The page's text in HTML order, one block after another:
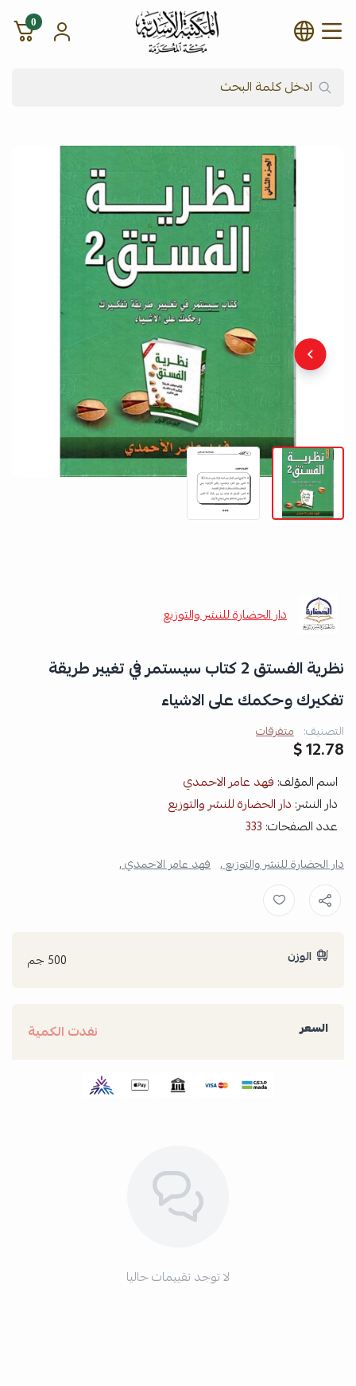
شركة المكتبة الأسدية للنشر
0
دار الحضارة للنشر والتوزيع
نظرية الفستق 2 كتاب سيستمر في تغيير طريقة
تفكيرك وحكمك على الاشياء
التصنيف: متفرقات
12.78 $
اسم المؤلف: فهد عامر الاحمدي
دار النشر: دار الحضارة للنشر والتوزيع
عدد الصفحات: 333
دار الحضارة للنشر والتوزيع , فهد عامر الاحمدي ,
الوزن 500 جم
السعر نفدت الكمية
لا توجد تقييمات حاليا